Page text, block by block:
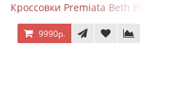
Кроссовки Premiata Beth Black White
9990р.